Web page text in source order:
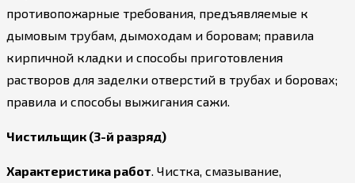
противопожарные требования, предъявляемые к
дымовым трубам, дымоходам и боровам; правила
кирпичной кладки и способы приготовления
растворов для заделки отверстий в трубах и боровах;
правила и способы выжигания сажи.
Чистильщик (3-й разряд)
Характеристика работ. Чистка, смазывание,